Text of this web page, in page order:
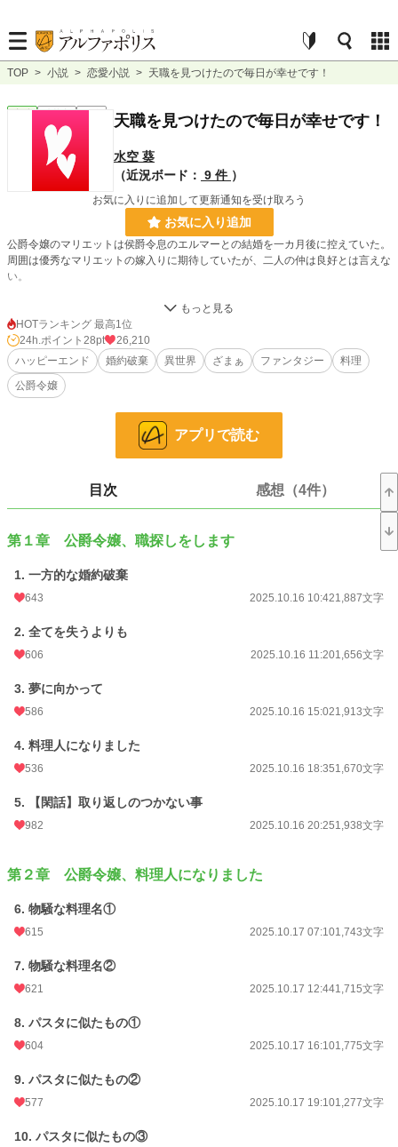
TOP > 小説 > 恋愛小説 > 天職を見つけたので毎日が幸せです！
連載中 長編 天職を見つけたので毎日が幸せです！
水空 葵
（近況ボード： 9 件 ）
お気に入りに追加して更新通知を受け取ろう
お気に入り追加
公爵令嬢のマリエットは侯爵令息のエルマーとの結婚を一カ月後に控えていた。
周囲は優秀なマリエットの嫁入りに期待していたが、二人の仲は良好とは言えな
い。
なんとか解決出来ないか考えたマリエットは、授かったレシピスキルを活用し親
愛の証となる手料理を振舞うことを思いつく。
試食した家族や使用人は「美味しい」と絶賛。しかし、エルマーは料理を口にす
ることなくゴミ箱に放り投げ、婚約破棄まで宣言した。
エルマーが浮気していたことに気付いたマリエットは全てを諦め、好きな料理を
そうして王宮の人々の胃袋を掴むと、ある人物から興味を持たれるようになり―
◆他サイトでも公開中です◆
24h.ポイント
更新日時
初回公開日時 2025.10.16 10:42
週間ポイント
月間ポイント 1,356 pt (20,226 位)
累計ポイント 608,611 pt (8,933 位)
HOTランキング 最高1位
24h.ポイント 28pt
26,210
ハッピーエンド
婚約破棄 異世界 ざまぁ ファンタジー
料理
公爵令嬢
アプリで読む
目次 感想（4件）
第１章 公爵令嬢、職探しをします
1. 一方的な婚約破棄
643 2025.10.16 10:421,887文字
2. 全てを失うよりも
606 2025.10.16 11:201,656文字
3. 夢に向かって
586 2025.10.16 15:021,913文字
4. 料理人になりました
536 2025.10.16 18:351,670文字
5. 【閑話】取り返しのつかない事
982 2025.10.16 20:251,938文字
第２章 公爵令嬢、料理人になりました
6. 物騒な料理名①
615 2025.10.17 07:101,743文字
7. 物騒な料理名②
621 2025.10.17 12:441,715文字
8. パスタに似たもの①
604 2025.10.17 16:101,775文字
9. パスタに似たもの②
577 2025.10.17 19:101,277文字
10. パスタに似たもの③